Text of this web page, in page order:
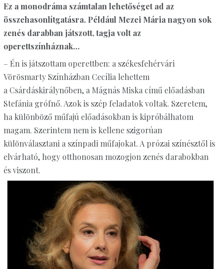
Ez a monodráma számtalan lehetőséget ad az
összehasonlítgatásra. Például Mezei Mária nagyon sok
zenés darabban játszott, tagja volt az
operettszínháznak…
– Én is játszottam operettben: a székesfehérvári
Vörösmarty Színházban Cecília lehettem
a Csárdáskirálynőben, a Mágnás Miska című előadásban
Stefánia grófnő. Azok is szép feladatok voltak. Szeretem,
ha különböző műfajú előadásokban is kipróbálhatom
magam. Szerintem nem is kellene szigorúan
különválasztani a színpadi műfajokat. A prózai színésztől is
elvárható, hogy otthonosan mozogjon zenés darabokban
és viszont.